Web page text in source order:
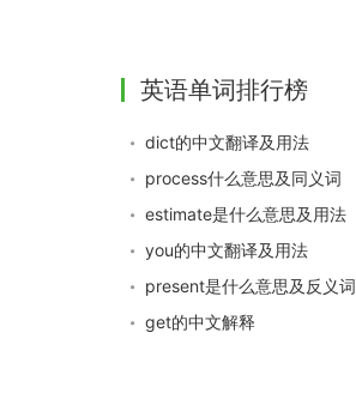
英语单词排行榜
dict的中文翻译及用法
process什么意思及同义词
estimate是什么意思及用法
you的中文翻译及用法
present是什么意思及反义词
get的中文解释